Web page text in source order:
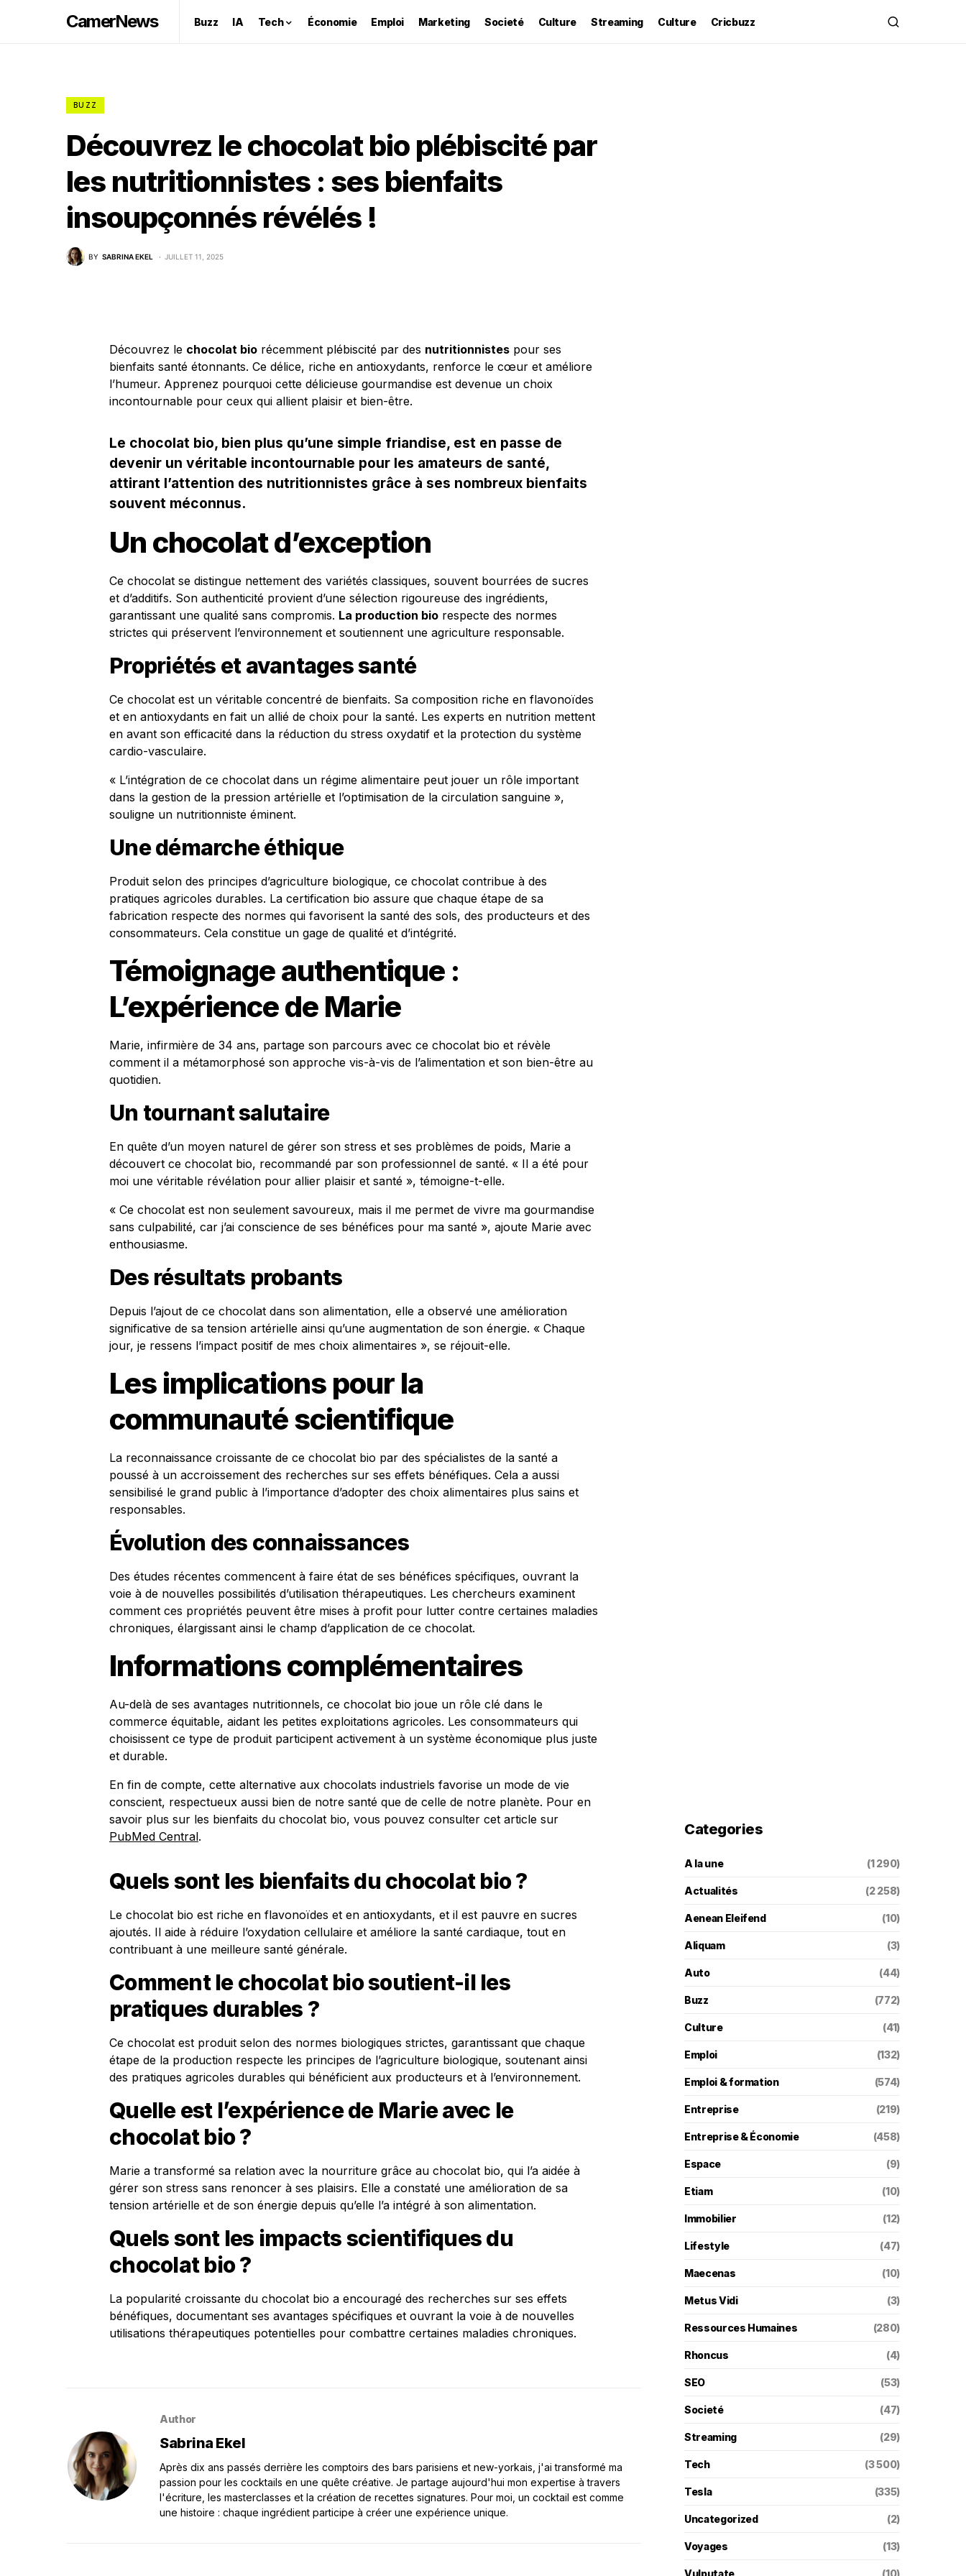
CamerNews Buzz IA Tech Économie Emploi Marketing Societé Culture Streaming Culture Cricbuzz
BUZZ
Découvrez le chocolat bio plébiscité par
les nutritionnistes : ses bienfaits
insoupçonnés révélés !
BY SABRINA EKEL JUILLET 11, 2025
Découvrez le chocolat bio récemment plébiscité par des nutritionnistes pour ses
bienfaits santé étonnants. Ce délice, riche en antioxydants, renforce le cœur et améliore
l’humeur. Apprenez pourquoi cette délicieuse gourmandise est devenue un choix
incontournable pour ceux qui allient plaisir et bien-être.
Le chocolat bio, bien plus qu’une simple friandise, est en passe de
devenir un véritable incontournable pour les amateurs de santé,
attirant l’attention des nutritionnistes grâce à ses nombreux bienfaits
souvent méconnus.
Un chocolat d’exception
Ce chocolat se distingue nettement des variétés classiques, souvent bourrées de sucres
et d’additifs. Son authenticité provient d’une sélection rigoureuse des ingrédients,
garantissant une qualité sans compromis. La production bio respecte des normes
strictes qui préservent l’environnement et soutiennent une agriculture responsable.
Propriétés et avantages santé
Ce chocolat est un véritable concentré de bienfaits. Sa composition riche en flavonoïdes
et en antioxydants en fait un allié de choix pour la santé. Les experts en nutrition mettent
en avant son efficacité dans la réduction du stress oxydatif et la protection du système
cardio-vasculaire.
« L’intégration de ce chocolat dans un régime alimentaire peut jouer un rôle important
dans la gestion de la pression artérielle et l’optimisation de la circulation sanguine »,
souligne un nutritionniste éminent.
Une démarche éthique
Produit selon des principes d’agriculture biologique, ce chocolat contribue à des
pratiques agricoles durables. La certification bio assure que chaque étape de sa
fabrication respecte des normes qui favorisent la santé des sols, des producteurs et des
consommateurs. Cela constitue un gage de qualité et d’intégrité.
Témoignage authentique :
L’expérience de Marie
Marie, infirmière de 34 ans, partage son parcours avec ce chocolat bio et révèle
comment il a métamorphosé son approche vis-à-vis de l’alimentation et son bien-être au
quotidien.
Un tournant salutaire
En quête d’un moyen naturel de gérer son stress et ses problèmes de poids, Marie a
découvert ce chocolat bio, recommandé par son professionnel de santé. « Il a été pour
moi une véritable révélation pour allier plaisir et santé », témoigne-t-elle.
« Ce chocolat est non seulement savoureux, mais il me permet de vivre ma gourmandise
sans culpabilité, car j’ai conscience de ses bénéfices pour ma santé », ajoute Marie avec
enthousiasme.
Des résultats probants
Depuis l’ajout de ce chocolat dans son alimentation, elle a observé une amélioration
significative de sa tension artérielle ainsi qu’une augmentation de son énergie. « Chaque
jour, je ressens l’impact positif de mes choix alimentaires », se réjouit-elle.
Les implications pour la
communauté scientifique
La reconnaissance croissante de ce chocolat bio par des spécialistes de la santé a
poussé à un accroissement des recherches sur ses effets bénéfiques. Cela a aussi
sensibilisé le grand public à l’importance d’adopter des choix alimentaires plus sains et
responsables.
Évolution des connaissances
Des études récentes commencent à faire état de ses bénéfices spécifiques, ouvrant la
voie à de nouvelles possibilités d’utilisation thérapeutiques. Les chercheurs examinent
comment ces propriétés peuvent être mises à profit pour lutter contre certaines maladies
chroniques, élargissant ainsi le champ d’application de ce chocolat.
Informations complémentaires
Au-delà de ses avantages nutritionnels, ce chocolat bio joue un rôle clé dans le
commerce équitable, aidant les petites exploitations agricoles. Les consommateurs qui
choisissent ce type de produit participent activement à un système économique plus juste
et durable.
En fin de compte, cette alternative aux chocolats industriels favorise un mode de vie
conscient, respectueux aussi bien de notre santé que de celle de notre planète. Pour en
savoir plus sur les bienfaits du chocolat bio, vous pouvez consulter cet article sur
PubMed Central.
Quels sont les bienfaits du chocolat bio ?
Le chocolat bio est riche en flavonoïdes et en antioxydants, et il est pauvre en sucres
ajoutés. Il aide à réduire l’oxydation cellulaire et améliore la santé cardiaque, tout en
contribuant à une meilleure santé générale.
Comment le chocolat bio soutient-il les
pratiques durables ?
Ce chocolat est produit selon des normes biologiques strictes, garantissant que chaque
étape de la production respecte les principes de l’agriculture biologique, soutenant ainsi
des pratiques agricoles durables qui bénéficient aux producteurs et à l’environnement.
Quelle est l’expérience de Marie avec le
chocolat bio ?
Marie a transformé sa relation avec la nourriture grâce au chocolat bio, qui l’a aidée à
gérer son stress sans renoncer à ses plaisirs. Elle a constaté une amélioration de sa
tension artérielle et de son énergie depuis qu’elle l’a intégré à son alimentation.
Quels sont les impacts scientifiques du
chocolat bio ?
La popularité croissante du chocolat bio a encouragé des recherches sur ses effets
bénéfiques, documentant ses avantages spécifiques et ouvrant la voie à de nouvelles
utilisations thérapeutiques potentielles pour combattre certaines maladies chroniques.
Author
Sabrina Ekel
Après dix ans passés derrière les comptoirs des bars parisiens et new-yorkais, j'ai transformé ma
passion pour les cocktails en une quête créative. Je partage aujourd'hui mon expertise à travers
l'écriture, les masterclasses et la création de recettes signatures. Pour moi, un cocktail est comme
une histoire : chaque ingrédient participe à créer une expérience unique.
Categories
A la une (1 290)
Actualités (2 258)
Aenean Eleifend (10)
Aliquam (3)
Auto (44)
Buzz (772)
Culture (41)
Emploi (132)
Emploi & formation (574)
Entreprise (219)
Entreprise & Économie (458)
Espace (9)
Etiam (10)
Immobilier (12)
Lifestyle (47)
Maecenas (10)
Metus Vidi (3)
Ressources Humaines (280)
Rhoncus (4)
SEO (53)
Societé (47)
Streaming (29)
Tech (3 500)
Tesla (335)
Uncategorized (2)
Voyages (13)
Vulputate (10)